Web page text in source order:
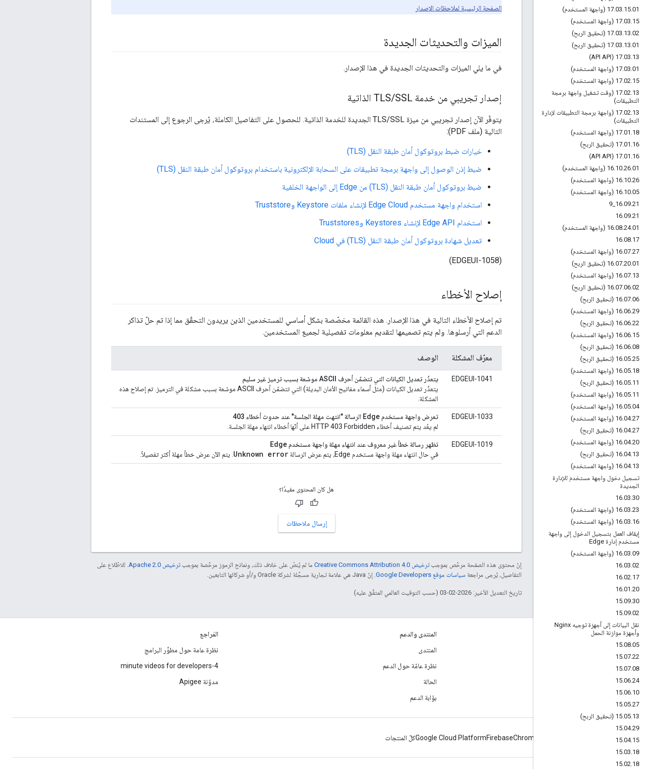
17.03.15.01 (واجهة المستخدم)
17.03.15 (واجهة المستخدم)
17.03.13.02 (تحقيق الربح)
17.03.13.01 (تحقيق الربح)
17.03.13 (API API)
17.03.01 (واجهة المستخدم)
17.02.15 (واجهة المستخدم)
17.02.
13 (وقت تشغيل واجهة برمجة
التطبيقات)
17.02.
13 (واجهة برمجة التطبيقات لإدارة
التطبيقات)
17.01 .18 (واجهة المستخدم)
17.01 .16 (تحقيق الربح)
17.01 .16 (API API)
16.10.26.01 (واجهة المستخدم)
16.10.26 (واجهة المستخدم)
16.10.05 (واجهة المستخدم)
16.09.21
9
16.09.21
16.08.24.01 (واجهة المستخدم)
16.08.17
16.07.27 (واجهة المستخدم)
16.07.20.01 (تحقيق الربح)
16.07.13 (واجهة المستخدم)
16.07.06.02 (تحقيق الربح)
16.07.06 (تحقيق الربح)
16.06.29 (واجهة المستخدم)
16.06.22 (تحقيق الربح)
16.06.15 (واجهة المستخدم)
16.06.08 (تحقيق الربح)
16.05.25 (تحقيق الربح)
16.05.18 (واجهة المستخدم)
16.05.11 (تحقيق الربح)
16.05.11 (واجهة المستخدم)
16.05.04 (واجهة المستخدم)
16.04.27 (واجهة المستخدم)
16.04.27 (تحقيق الربح)
16.04.20 (واجهة المستخدم)
16.04.13 (تحقيق الربح)
16.04.13 (واجهة المستخدم)
تسجيل دخول واجهة مستخدم للإدارة
الجديدة
16.03.30
16.03.23 (واجهة المستخدم)
16.03.16 (واجهة المستخدم)
إيقاف العمل بتسجيل الدخول إلى واجهة
مستخدم إدارة Edge
16.03.09 (واجهة المستخدم)
16.03.02
16.02.17
16.01 .20
15.09.30
15.09.02
نقل البيانات إلى أجهزة توجيه Nginx
وأجهزة موازنة الحمل
15.08.05
15.07.22
15.07.08
15.06.24
15.06.10
15.05.27
15.05.13 (تحقيق الربح)
15.04.29
15.04.15
15.03.18
15.02.18
الصفحة الرئيسية لملاحظات الإصدار
الميزات والتحديثات الجديدة
في ما يلي الميزات والتحديثات الجديدة في هذا الإصدار.
إصدار تجريبي من خدمة TLS /SSL الذاتية
يتوفّر الآن إصدار تجريبي من ميزة TLS/SSL الجديدة للخدمة الذاتية. للحصول على التفاصيل الكاملة، يُرجى الرجوع إلى المستندات
التالية (ملف PDF):
خيارات ضبط بروتوكول أمان طبقة النقل (TLS)
ضبط إذن الوصول إلى واجهة برمجة تطبيقات على السحابة الإلكترونية باستخدام بروتوكول أمان طبقة النقل (TLS)
ضبط بروتوكول أمان طبقة النقل (TLS) من Edge إلى الواجهة الخلفية
استخدام واجهة مستخدم Edge Cloud لإنشاء ملفات Keystore وTruststore
استخدام Edge API لإنشاء Keystores وTruststores
تعديل شهادة بروتوكول أمان طبقة النقل (TLS) في Cloud
(EDGEUI-1058)
إصلاح الأخطاء
تم إصلاح الأخطاء التالية في هذا الإصدار. هذه القائمة مخصّصة بشكل أساسي للمستخدمين الذين يريدون التحقّق مما إذا تم حلّ تذاكر
الدعم التي أرسلوها. ولم يتم تصميمها لتقديم معلومات تفصيلية لجميع المستخدمين.
معرّف المشكلة الوصف
EDGEUI-1041
يتعذّر تعديل الكيانات التي تتضمّن أحرف ASCII موسّعة بسبب ترميز غير سليم
يتعذّر تعديل الكيانات (مثل أسماء مفاتيح الأمان البديلة) التي تتضمّن أحرف ASCII موسّعة بسبب مشكلة في الترميز. تم إصلاح هذه
المشكلة.
EDGEUI-1033
تعرض واجهة مستخدم Edge الرسالة "انتهت مهلة الجلسة" عند حدوث أخطاء 403
لم يعُد يتم تصنيف أخطاء HTTP 403 Forbidden على أنّها أخطاء انتهاء مهلة الجلسة.
EDGEUI-1019
تظهر رسالة خطأ غير معروف عند انتهاء مهلة واجهة مستخدم Edge
في حال انتهاء مهلة واجهة مستخدم Edge، يتم عرض الرسالة
Unknown error . يتم الآن عرض خطأ مهلة أكثر تفصيلاً.
هل كان المحتوى مفيدًا؟
إرسال ملاحظات
إنّ محتوى هذه الصفحة مرخّص بموجبترخيص Creative Commons Attribution 4.0‏ ما لم يُنصّ على خلاف ذلك، ونماذج الرموز مرخّصة بموجبترخيص Apache 2.0‏
. للاطّلاع على
التفاصيل، يُرجى مراجعة سياسات موقع Google Developers‏ . إنّ Java هي علامة تجارية مسجَّلة لشركة Oracle و/أو شركائها التابعين.
تاريخ التعديل الأخير: 2026-02-03 (حسب التوقيت العالمي المتفَّق عليه)
لمحة عن Apigee
الأحداث
الشركاء
المنتدى والدعم
المنتدى
نظرة عامّة حول الدعم
الحالة
بوّابة الدعم
المَراجع
نظرة عامة حول مطوِّر البرامج
4-minute videos for developers
مدوّنة Apigee
Chrome
Firebase
Google Cloud Platformكلّ المنتجات